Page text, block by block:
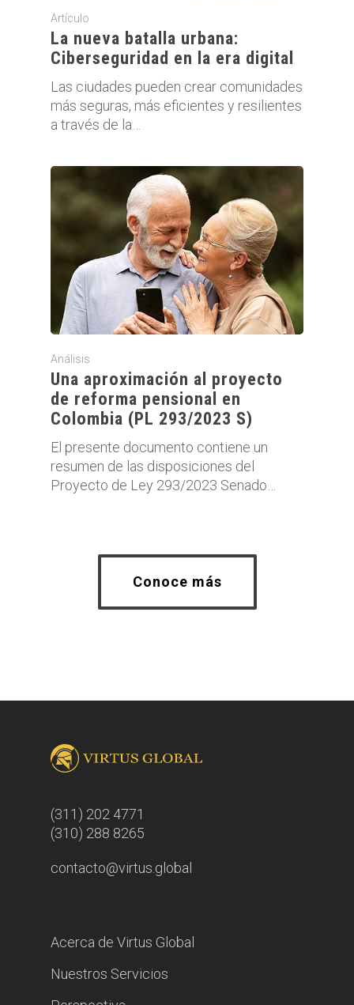
Artículo
La nueva batalla urbana:
Ciberseguridad en la era digital
Las ciudades pueden crear comunidades
más seguras, más eficientes y resilientes
a través de la…
Análisis
Una aproximación al proyecto
de reforma pensional en
Colombia (PL 293/2023 S)
El presente documento contiene un
resumen de las disposiciones del
Proyecto de Ley 293/2023 Senado…
Conoce más
(311) 202 4771
(310) 288 8265
contacto@virtus.global
Acerca de Virtus Global
Nuestros Servicios